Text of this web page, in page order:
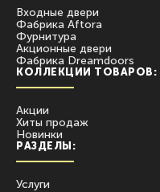
Входные двери
Фабрика Aftora
Фурнитура
Акционные двери
Фабрика Dreamdoors
КОЛЛЕКЦИИ ТОВАРОВ:
Акции
Хиты продаж
Новинки
РАЗДЕЛЫ:
Услуги